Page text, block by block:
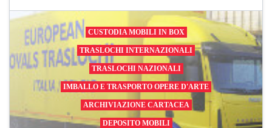
CUSTODIA MOBILI IN BOX
TRASLOCHI INTERNAZIONALI
TRASLOCHI NAZIONALI
IMBALLO E TRASPORTO OPERE D'ARTE
ARCHIVIAZIONE CARTACEA
DEPOSITO MOBILI